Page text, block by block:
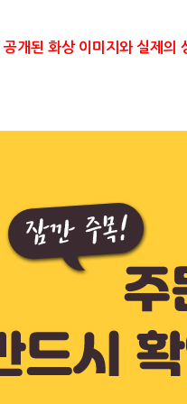
개된 화상 이미지와 실제의